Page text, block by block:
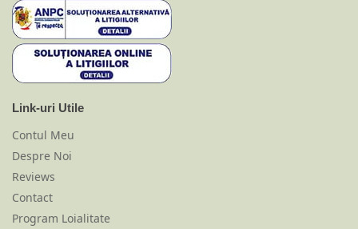
Link-uri Utile
Contul Meu
Despre Noi
Reviews
Contact
Program Loialitate